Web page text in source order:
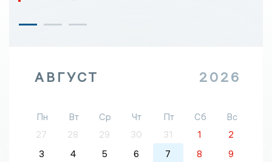
АВГУСТ 2026
Пн Вт Ср Чт Пт Сб
Вс
27
28 29 30 31 1
2
3
4 5 6 7 8
9